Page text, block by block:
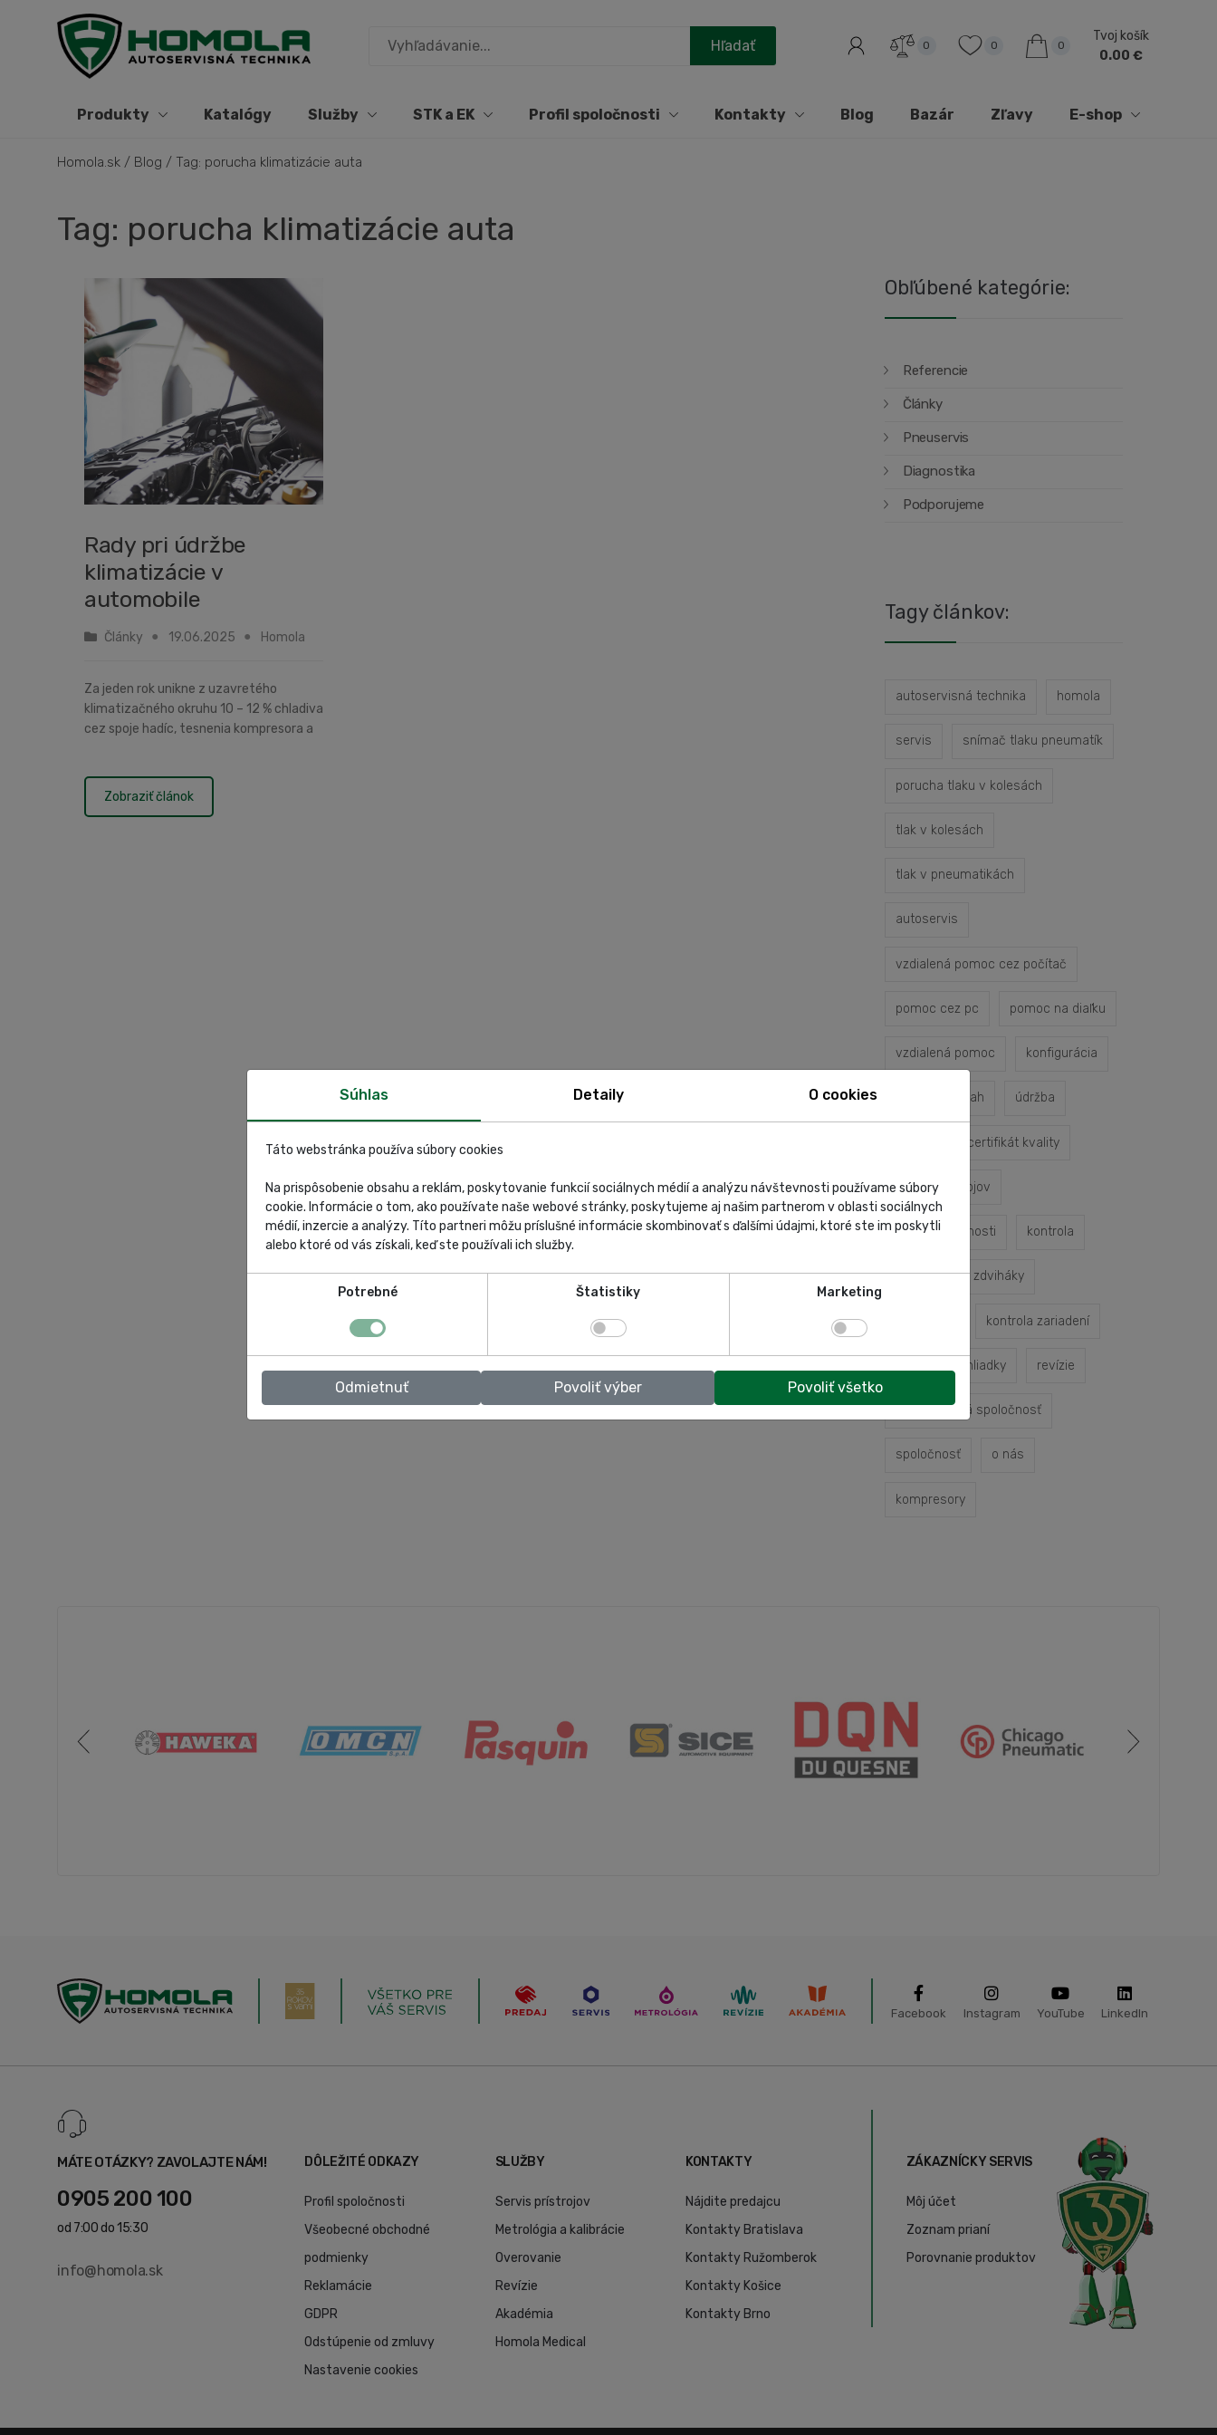
0 0 0
Tvoj košík
0.00 €
Produkty Katalógy Služby STK a EK Profil spoločnosti Kontakty Blog Bazár Zľavy E-shop
Homola.sk / Blog / Tag: porucha klimatizácie auta
Tag: porucha klimatizácie auta
Rady pri údržbe
klimatizácie v
automobile
Články 19.06.2025 Homola
Za jeden rok unikne z uzavretého
klimatizačného okruhu 10 – 12 % chladiva
cez spoje hadíc, tesnenia kompresora a
rokoch, no môžete na ne poriadn...
Zobraziť článok
Obľúbené kategórie:
Referencie
Články
Pneuservis
Diagnostika
Podporujeme
Tagy článkov:
autoservisná technika homola
servis snímač tlaku pneumatík
porucha tlaku v kolesách
tlak v kolesách
tlak v pneumatikách
autoservis
vzdialená pomoc cez počítač
pomoc cez pc pomoc na diaľku
vzdialená pomoc konfigurácia
servisný zásah údržba
certifikát kvality
servis prístrojov
profil spoločnosti kontrola
kontrola zdviháky
kontrola zariadení
odborné prehliadky revízie
autoservisná spoločnosť
spoločnosť o nás
kompresory
Facebook Instagram YouTube LinkedIn
MÁTE OTÁZKY? ZAVOLAJTE NÁM!
0905 200 100
od 7:00 do 15:30
info@homola.sk
DÔLEŽITÉ ODKAZY
Profil spoločnosti
Všeobecné obchodné
podmienky
Reklamácie
GDPR
Odstúpenie od zmluvy
Nastavenie cookies
SLUŽBY
Servis prístrojov
Metrológia a kalibrácie
Overovanie
Revízie
Akadémia
Homola Medical
KONTAKTY
Nájdite predajcu
Kontakty Bratislava
Kontakty Ružomberok
Kontakty Košice
Kontakty Brno
ZÁKAZNÍCKY SERVIS
Môj účet
Zoznam prianí
Porovnanie produktov
Súhlas Detaily O cookies
Táto webstránka používa súbory cookies
Na prispôsobenie obsahu a reklám, poskytovanie funkcií sociálnych médií a analýzu návštevnosti používame súbory
cookie. Informácie o tom, ako používate naše webové stránky, poskytujeme aj našim partnerom v oblasti sociálnych
médií, inzercie a analýzy. Títo partneri môžu príslušné informácie skombinovať s ďalšími údajmi, ktoré ste im poskytli
alebo ktoré od vás získali, keď ste používali ich služby.
Potrebné Štatistiky Marketing
Odmietnuť Povoliť výber Povoliť všetko